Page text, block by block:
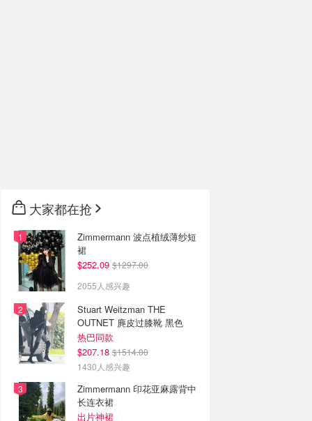
大家都在抢
Zimmermann 波点植绒薄纱短
裙
$252.09 $1297.00
2055人感兴趣
Stuart Weitzman THE
OUTNET 麂皮过膝靴 黑色
热巴同款
$207.18 $1514.00
1430人感兴趣
Zimmermann 印花亚麻露背中
长连衣裙
出片神裙